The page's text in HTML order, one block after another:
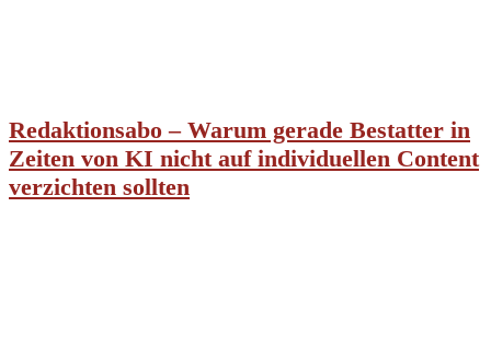
Redaktionsabo – Warum gerade Bestatter in
Zeiten von KI nicht auf individuellen Content
verzichten sollten